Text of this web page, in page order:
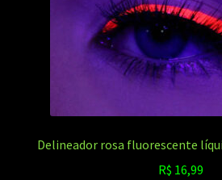
Delineador rosa fluorescente
R$ 16,99